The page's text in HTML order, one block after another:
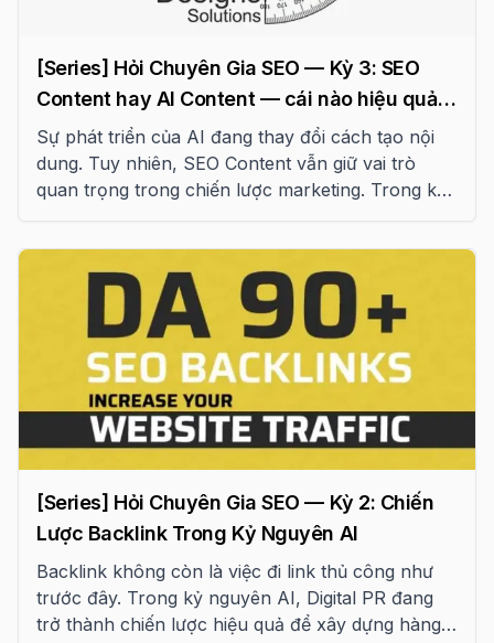
[Series] Hỏi Chuyên Gia SEO — Kỳ 3: SEO
Content hay AI Content — cái nào hiệu quả
2026
Sự phát triển của AI đang thay đổi cách tạo nội
dung. Tuy nhiên, SEO Content vẫn giữ vai trò
quan trọng trong chiến lược marketing. Trong kỳ
[Series] Hỏi Chuyên Gia SEO — Kỳ 2: Chiến
Lược Backlink Trong Kỷ Nguyên AI
Backlink không còn là việc đi link thủ công như
trước đây. Trong kỷ nguyên AI, Digital PR đang
trở thành chiến lược hiệu quả để xây dựng hàng